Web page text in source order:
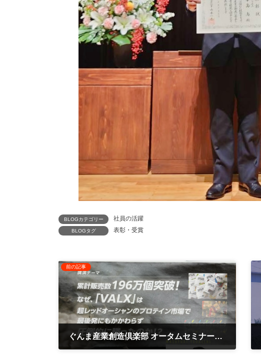
BLOGカテゴリー 社員の活躍
BLOGタグ 表彰・受賞
前の記事
ぐんま産業創造倶楽部 オータムセミナー 「なぜ『VALX』はレッドオーシャンで勝てたのか？」株式会社レバレッジ 只石昌幸様（会場：高崎アリーナ）